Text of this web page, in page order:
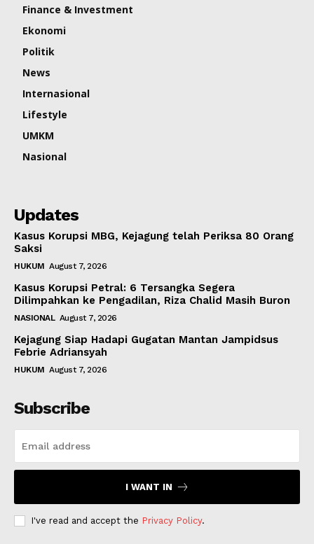
Finance & Investment
Ekonomi
Politik
News
Internasional
Lifestyle
UMKM
Nasional
Updates
Kasus Korupsi MBG, Kejagung telah Periksa 80 Orang
Saksi
HUKUM August 7, 2026
Kasus Korupsi Petral: 6 Tersangka Segera
Dilimpahkan ke Pengadilan, Riza Chalid Masih Buron
NASIONAL August 7, 2026
Kejagung Siap Hadapi Gugatan Mantan Jampidsus
Febrie Adriansyah
HUKUM August 7, 2026
Subscribe
I WANT IN
I've read and accept the Privacy Policy.